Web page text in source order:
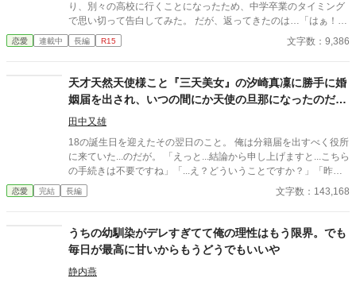
り、別々の高校に行くことになったため、中学卒業のタイミング
で思い切って告白してみた。 だが、返ってきたのは…「はぁ！？
誰があんたみたいなのと付き合うのよ！」という酷い言葉だっ
た。 それからは家は近所だったが、それからは一度も話をするこ
た。 そんなある日、とある噂を聞いた。 どうやら、あいつがレン
タル彼女なるものを始めたとか…。 気持ち悪いと思いながらも俺
は予約を入れるのであった。 そうして、デート当日。 待ち合わせ
場所に着くと、後ろから彼女がやってきた。 「あ、ごめんね！待
たせちゃっ…た…よ…ね」と、どんどんと顔が青ざめる。 「…待
ってないよ。マイハニー」 「なっ…！？なんであんたが…！ばっ
かじゃないの！？」 「あんた…？何を言っているんだい？彼女が
彼氏にあんたとか言わないよね？」 「頭おかしいんじゃない
の…」 そうして、ドン引きする幼馴染と俺は初デートをするのだ
恋愛 連載中 長編 R15 文字数：9,386
天才天然天使様こと『三天美女』の汐崎真凜に勝手に婚
姻届を出され、いつの間にか天使の旦那になったのだ
が...。【動画投稿】
田中又雄
18の誕生日を迎えたその翌日のこと。 俺は分籍届を出すべく役所
に来ていた...のだが。 「えっと...結論から申し上げますと...こちら
の手続きは不要ですね」「...え？どういうことですか？」「昨
日、婚姻届を出されているので親御様とは別の戸籍が作られてい
ますので...」「...はい？」 そうやら俺は知らないうちに結婚して
様...という方ですね」 その名前には心当たりがあった。 天才的な
頭脳、マイペースで天然な性格、天使のような見た目から『三天
美女』なんて呼ばれているうちの高校のアイドル的存在。 こうし
て俺は天使との－1日婚がスタートしたのだった。
恋愛 完結 長編 文字数：143,168
うちの幼馴染がデレすぎてて俺の理性はもう限界。でも
毎日が最高に甘いからもうどうでもいいや
静内燕